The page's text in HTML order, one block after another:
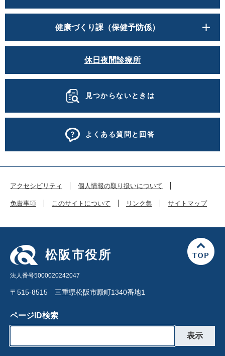
健康づくり課（保健予防係）
休日夜間診療所
見つからないときは
よくある質問と回答
アクセシビリティ 個人情報の取り扱いについて
免責事項 このサイトについて リンク集 サイトマップ
松阪市役所
法人番号5000020242047
〒515-8515 三重県松阪市殿町1340番地1
ページID検索